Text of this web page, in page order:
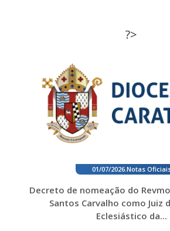
?>
01/07/2026. Notas
Decreto de nomeação do
Santos Carvalho como Juiz
Eclesiástico da...